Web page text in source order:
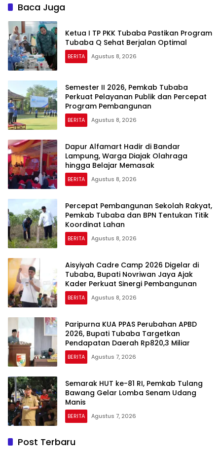
Baca Juga
Ketua I TP PKK Tubaba Pastikan Program
Tubaba Q Sehat Berjalan Optimal
BERITA Agustus 8, 2026
Semester II 2026, Pemkab Tubaba
Perkuat Pelayanan Publik dan Percepat
Program Pembangunan
BERITA Agustus 8, 2026
Dapur Alfamart Hadir di Bandar
Lampung, Warga Diajak Olahraga
hingga Belajar Memasak
BERITA Agustus 8, 2026
Percepat Pembangunan Sekolah Rakyat,
Pemkab Tubaba dan BPN Tentukan Titik
Koordinat Lahan
BERITA Agustus 8, 2026
Aisyiyah Cadre Camp 2026 Digelar di
Tubaba, Bupati Novriwan Jaya Ajak
Kader Perkuat Sinergi Pembangunan
BERITA Agustus 8, 2026
Paripurna KUA PPAS Perubahan APBD
2026, Bupati Tubaba Targetkan
Pendapatan Daerah Rp820,3 Miliar
BERITA Agustus 7, 2026
Semarak HUT ke-81 RI, Pemkab Tulang
Bawang Gelar Lomba Senam Udang
Manis
BERITA Agustus 7, 2026
Post Terbaru